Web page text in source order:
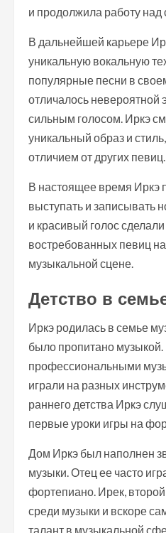
и продолжила работу над
В дальнейшей карьере
уникальную вокальную
популярные песни в
отличалось невероятной
сильным голосом. Иркэ
уникальный образ и
отличием от других певиц.
В настоящее время Иркэ
выступать и записывать
и красивый голос
востребованных певиц
музыкальной сцене.
Детство в
Иркэ родилась в семье
было пропитано
профессиональными
играли на разных
раннего детства Иркэ
первые уроки игры на
Дом Иркэ был наполнен
музыки. Отец ее часто
фортепиано. Ирек,
среди музыки и вскоре
талант в музыкальной